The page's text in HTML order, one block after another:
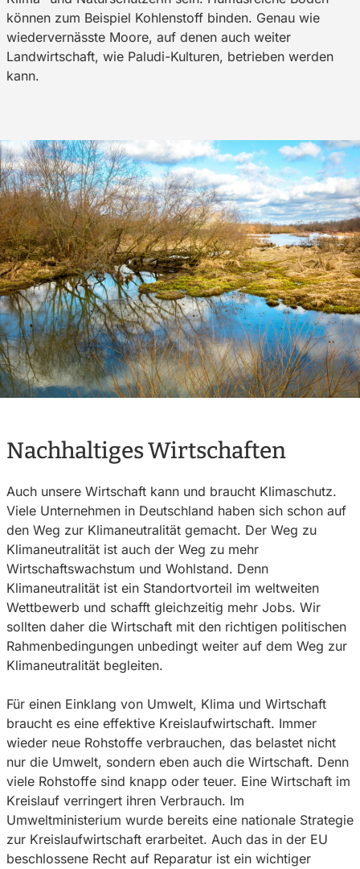
können zum Beispiel Kohlenstoff binden. Genau wie
wiedervernässte Moore, auf denen auch weiter
Landwirtschaft, wie Paludi-Kulturen, betrieben werden
kann.
Nachhaltiges Wirtschaften
Auch unsere Wirtschaft kann und braucht Klimaschutz.
Viele Unternehmen in Deutschland haben sich schon auf
den Weg zur Klimaneutralität gemacht. Der Weg zu
Klimaneutralität ist auch der Weg zu mehr
Wirtschaftswachstum und Wohlstand. Denn
Klimaneutralität ist ein Standortvorteil im weltweiten
Wettbewerb und schafft gleichzeitig mehr Jobs. Wir
sollten daher die Wirtschaft mit den richtigen politischen
Rahmenbedingungen unbedingt weiter auf dem Weg zur
Klimaneutralität begleiten.
Für einen Einklang von Umwelt, Klima und Wirtschaft
braucht es eine effektive Kreislaufwirtschaft. Immer
wieder neue Rohstoffe verbrauchen, das belastet nicht
nur die Umwelt, sondern eben auch die Wirtschaft. Denn
viele Rohstoffe sind knapp oder teuer. Eine Wirtschaft im
Kreislauf verringert ihren Verbrauch. Im
Umweltministerium wurde bereits eine nationale Strategie
zur Kreislaufwirtschaft erarbeitet. Auch das in der EU
beschlossene Recht auf Reparatur ist ein wichtiger